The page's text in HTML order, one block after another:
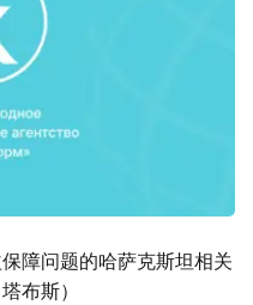
障问题的哈萨克斯坦相关
布斯）